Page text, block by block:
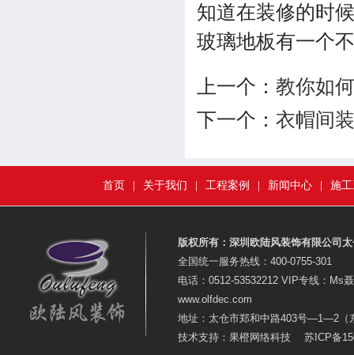
知道在装修的时
玻璃地板有一个
上一个： 教你如
下一个： 衣帽间
首页 关于我们 工程案例 新闻中心 施
版权所有：深圳欧陆风装饰有限公司
全国统一服务热线：400-0755-301
电话：0512-53532212 VIP专线：Ms
www.olfdec.com
地址：太仓市郑和中路403号—1—2（
技术支持： 果橙网络科技 苏ICP备